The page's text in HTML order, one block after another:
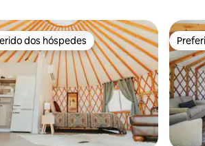
melhores preferidos dos hóspedes
dos hóspedes